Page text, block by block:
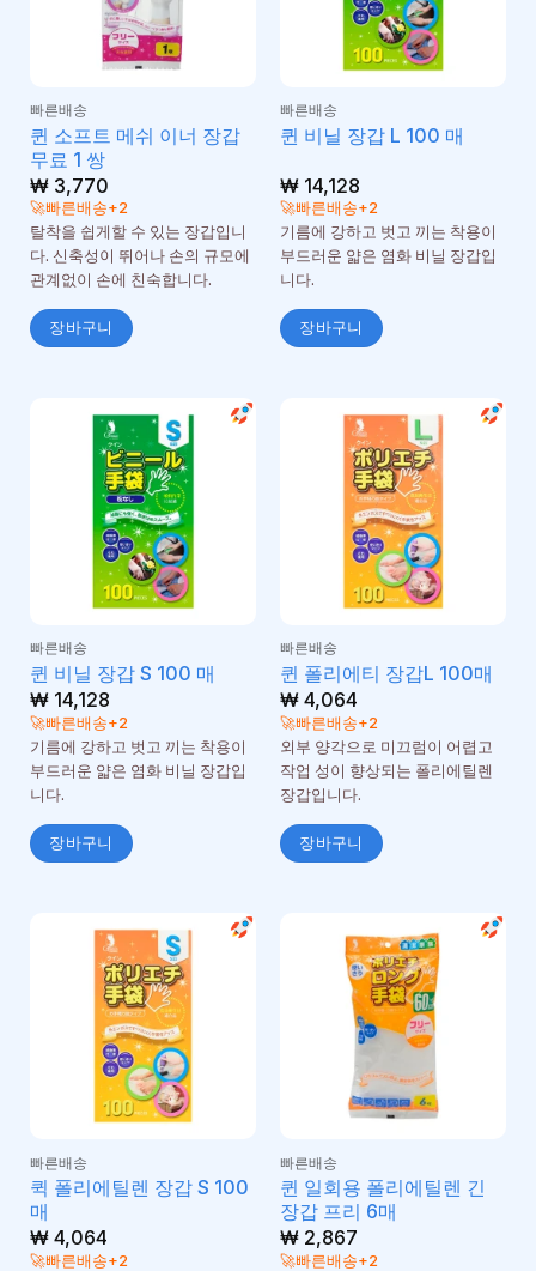
빠른배송
퀸 소프트 메쉬 이너 장갑
무료 1 쌍
₩3,770
🚀빠른배송+2
탈착을 쉽게할 수 있는 장갑입니
다. 신축성이 뛰어나 손의 규모에
관계없이 손에 친숙합니다.
장바구니
빠른배송
퀸 비닐 장갑 L 100 매
₩14,128
🚀빠른배송+2
기름에 강하고 벗고 끼는 착용이
부드러운 얇은 염화 비닐 장갑입
니다.
장바구니
빠른배송
퀸 비닐 장갑 S 100 매
₩14,128
🚀빠른배송+2
기름에 강하고 벗고 끼는 착용이
부드러운 얇은 염화 비닐 장갑입
니다.
장바구니
빠른배송
퀸 폴리에티 장갑L 100매
₩4,064
🚀빠른배송+2
외부 양각으로 미끄럼이 어렵고
작업 성이 향상되는 폴리에틸렌
장갑입니다.
장바구니
빠른배송
퀵 폴리에틸렌 장갑 S 100
매
₩4,064
🚀빠른배송+2
빠른배송
퀸 일회용 폴리에틸렌 긴
장갑 프리 6매
₩2,867
🚀빠른배송+2